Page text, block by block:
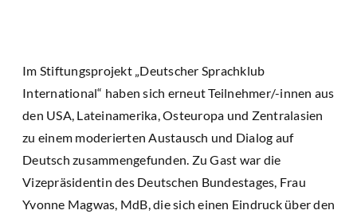
Im Stiftungsprojekt „Deutscher Sprachklub
International“ haben sich erneut Teilnehmer/-innen aus
den USA, Lateinamerika, Osteuropa und Zentralasien
zu einem moderierten Austausch und Dialog auf
Deutsch zusammengefunden. Zu Gast war die
Vizepräsidentin des Deutschen Bundestages, Frau
Yvonne Magwas, MdB, die sich einen Eindruck über den